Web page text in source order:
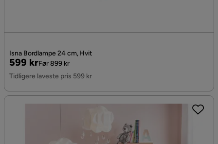
Isna Bordlampe 24 cm, Hvit
Pris
599 kr
Original
Pris
Før 899 kr
Tidligere laveste pris 599 kr